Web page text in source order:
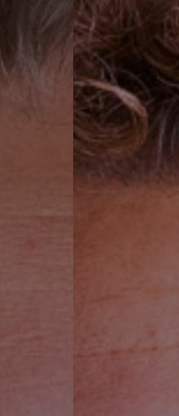
ONZ
B OA